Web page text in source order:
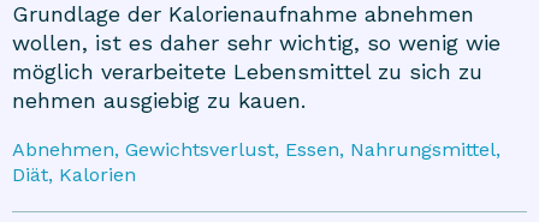
Grundlage der Kalorienaufnahme abnehmen
wollen, ist es daher sehr wichtig, so wenig wie
möglich verarbeitete Lebensmittel zu sich zu
nehmen ausgiebig zu kauen.
Abnehmen, Gewichtsverlust, Essen, Nahrungsmittel,
Diät, Kalorien